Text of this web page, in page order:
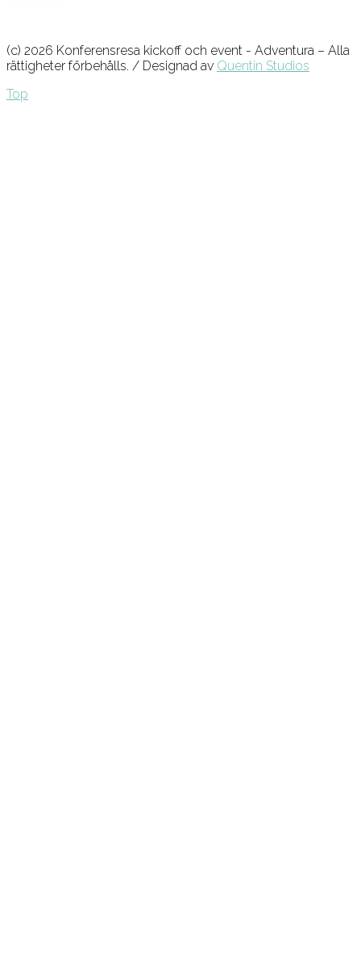
(c) 2026 Konferensresa kickoff och event - Adventura – Alla
rättigheter förbehålls. / Designad av Quentin Studios
Top